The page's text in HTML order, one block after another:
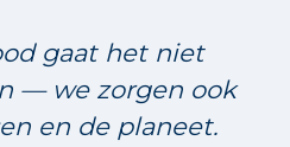
gaat het niet
— we zorgen ook
en de planeet.